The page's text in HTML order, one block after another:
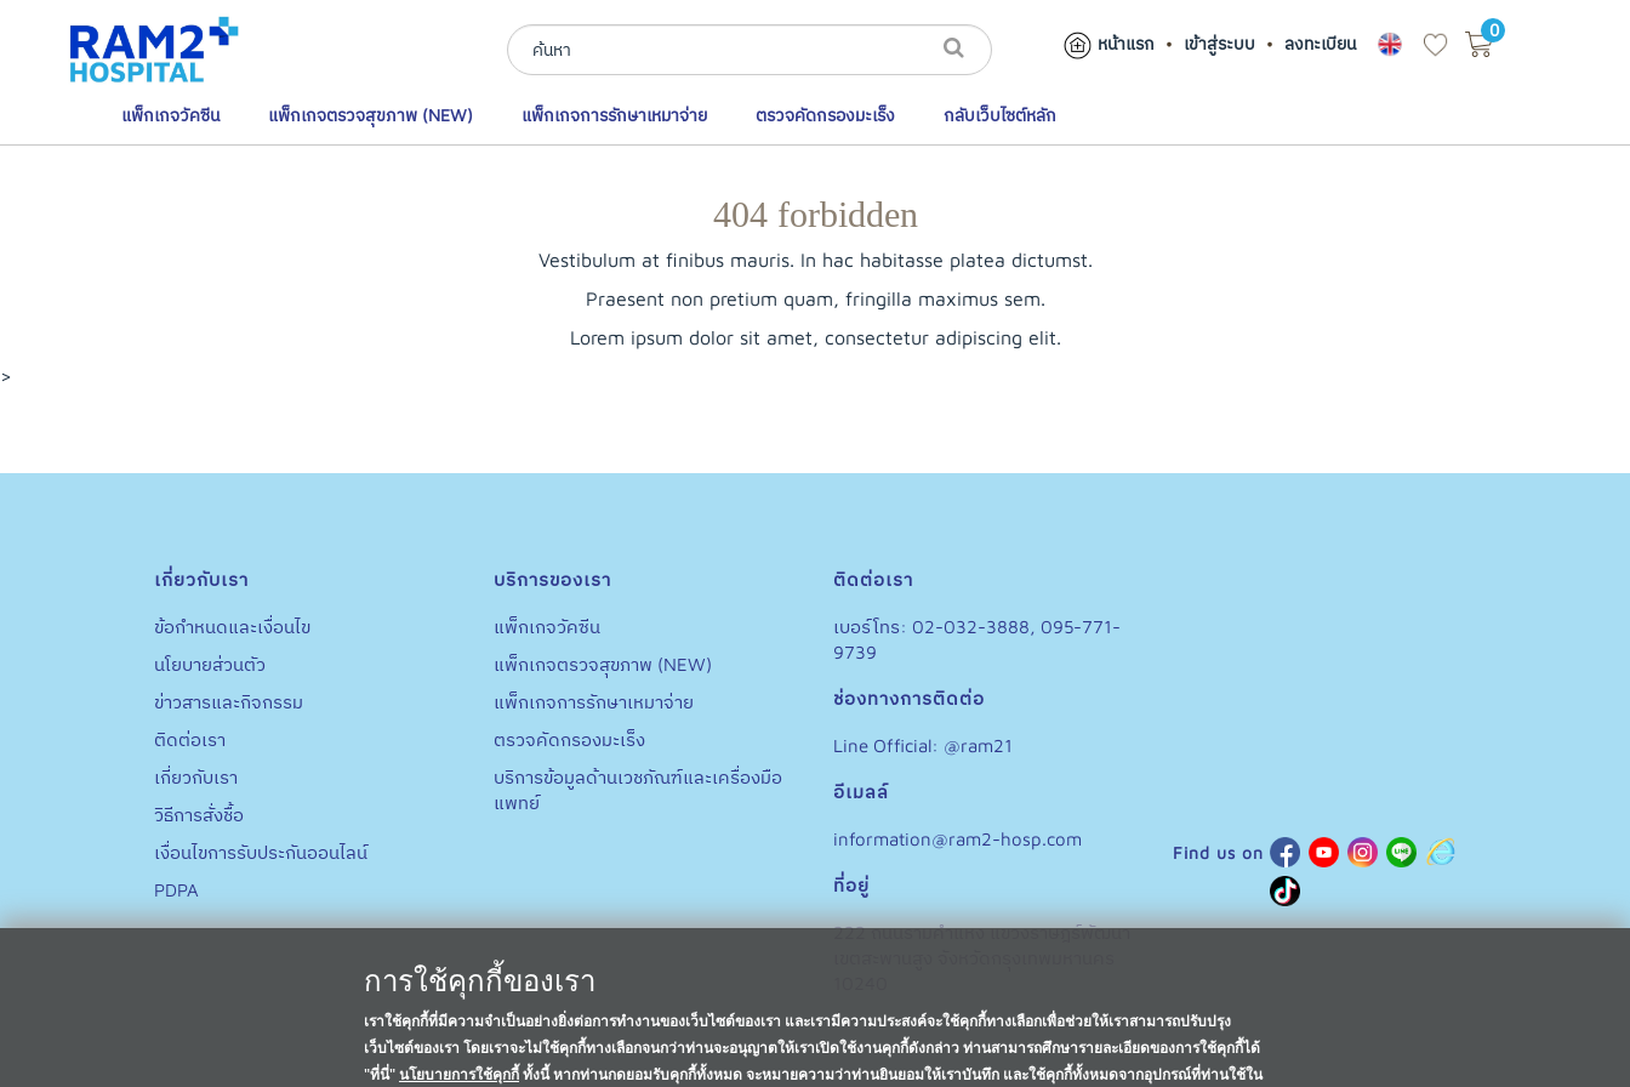
หน้าแรก เข้าสู่ระบบ ลงทะเบียน 0
แพ็กเกจวัคซีน แพ็กเกจตรวจสุขภาพ (NEW) แพ็กเกจการรักษาเหมาจ่าย ตรวจคัดกรองมะเร็ง กลับเว็บไซต์หลัก
404 forbidden
Vestibulum at finibus mauris. In hac habitasse platea dictumst.
Praesent non pretium quam, fringilla maximus sem.
Lorem ipsum dolor sit amet, consectetur adipiscing elit.
>
เกี่ยวกับเรา
ข้อกำหนดและเงื่อนไข
นโยบายส่วนตัว
ข่าวสารและกิจกรรม
ติดต่อเรา
เกี่ยวกับเรา
วิธีการสั่งชื้อ
เงื่อนไขการรับประกันออนไลน์
PDPA
บริการของเรา
แพ็กเกจวัคซีน
แพ็กเกจตรวจสุขภาพ (NEW)
แพ็กเกจการรักษาเหมาจ่าย
ตรวจคัดกรองมะเร็ง
บริการข้อมูลด้านเวชภัณฑ์และเครื่องมือ
แพทย์
ติดต่อเรา
เบอร์โทร: 02-032-3888, 095-771-
9739
ช่องทางการติดต่อ
Line Official: @ram21
อีเมลล์
information@ram2-hosp.com
ที่อยู่
222 ถนนรามคำแหง แขวงราษฎร์พัฒนา
Find us on
การใช้คุกกี้ของเรา
เราใช้คุกกี้ที่มีความจำเป็นอย่างยิ่งต่อการทำงานของเว็บไซต์ของเรา และเรามีความประสงค์จะใช้คุกกี้ทางเลือกเพื่อช่วยให้เราสามารถปรับปรุง
เว็บไซต์ของเรา โดยเราจะไม่ใช้คุกกี้ทางเลือกจนกว่าท่านจะอนุญาตให้เราเปิดใช้งานคุกกี้ดังกล่าว ท่านสามารถศึกษารายละเอียดของการใช้คุกกี้ได้
"ที่นี่"นโยบายการใช้คุกกี้ทั้งนี้ หากท่านกดยอมรับคุกกี้ทั้งหมด จะหมายความว่าท่านยินยอมให้เราบันทึก และใช้คุกกี้ทั้งหมดจากอุปกรณ์ที่ท่านใช้ใน